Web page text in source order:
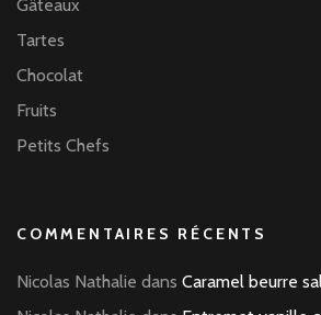
Gâteaux
Tartes
Chocolat
Fruits
Petits Chefs
COMMENTAIRES RÉCENTS
Nicolas Nathalie dans Caramel beurre